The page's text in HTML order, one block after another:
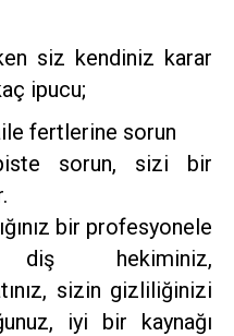
siz kendiniz karar
ipucu;
fertlerine sorun
sorun, sizi bir
bir profesyonele
diş hekiminiz,
sizin gizliliğinizi
iyi bir kaynağı